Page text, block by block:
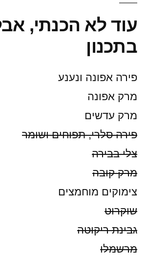
עוד לא הכנתי,
בתכנון
פירה אפונה ונענע
מרק אפונה
מרק עדשים
פירה סלרי, תפוחים ושומר
צלי בבירה
מרק קובה
צימוקים מוחמצים
שוקרוט
גבינת ריקוטה
מרשמלו